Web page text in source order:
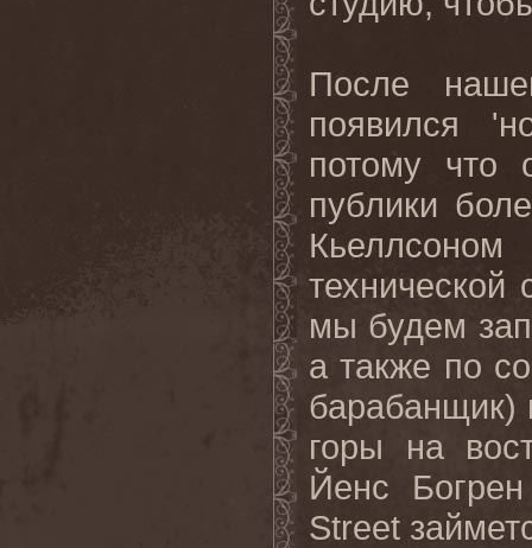
После
появился '
потому что
публики
мы будем
а также по
горы на
Йенс
Street